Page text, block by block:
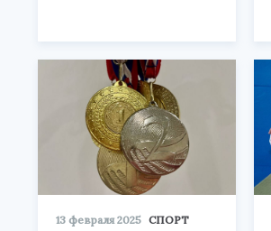
13 февраля 2025 СПОРТ